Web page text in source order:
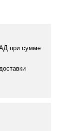
при сумме